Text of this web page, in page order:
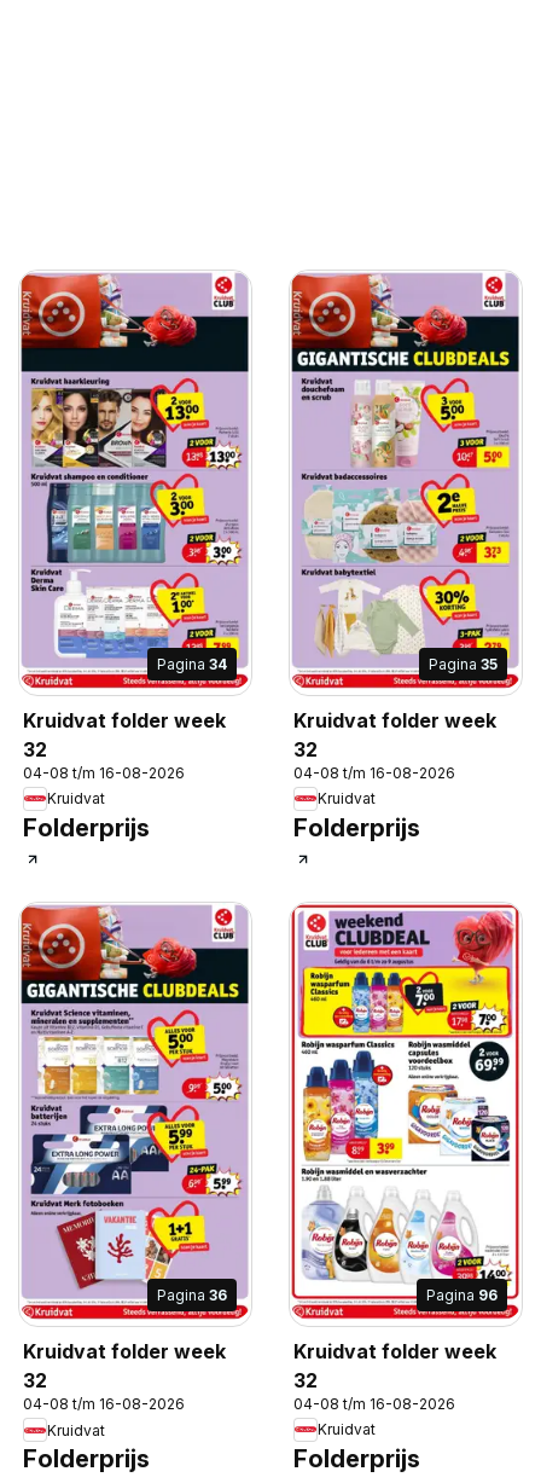
Pagina 34
Kruidvat folder week
32
04-08 t/m 16-08-2026
Kruidvat
Folderprijs
Pagina 35
Kruidvat folder week
32
04-08 t/m 16-08-2026
Kruidvat
Folderprijs
Pagina 36
Kruidvat folder week
32
04-08 t/m 16-08-2026
Kruidvat
Folderprijs
Pagina 96
Kruidvat folder week
32
04-08 t/m 16-08-2026
Kruidvat
Folderprijs